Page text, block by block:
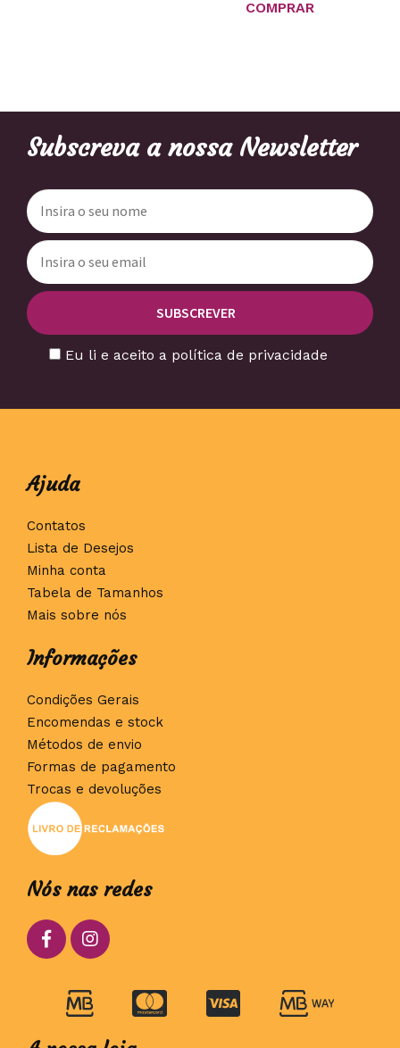
COMPRAR
Subscreva a nossa Newsletter
Eu li e aceito a política de privacidade
Ajuda
Contatos
Lista de Desejos
Minha conta
Tabela de Tamanhos
Mais sobre nós
Informações
Condições Gerais
Encomendas e stock
Métodos de envio
Formas de pagamento
Trocas e devoluções
Nós nas redes